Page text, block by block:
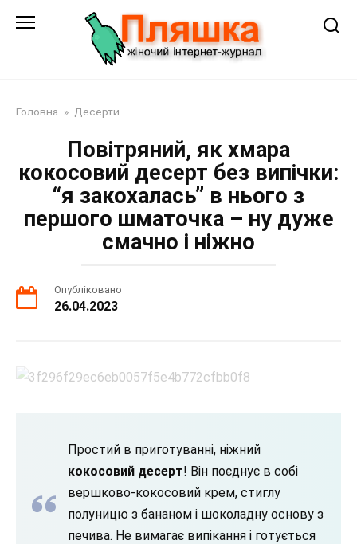
Головна » Десерти
Повітряний, як хмара
кокосовий десерт без випічки:
“я закохалась” в нього з
першого шматочка – ну дуже
смачно і ніжно
Опубліковано
26.04.2023
Простий в приготуванні, ніжний
кокосовий десерт! Він поєднує в собі
вершково-кокосовий крем, стиглу
полуницю з бананом і шоколадну основу з
печива. Не вимагає випікання і готується